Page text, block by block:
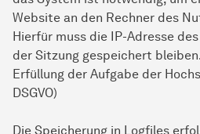
Website an den Rechner des
Hierfür muss die IP-Adresse
der Sitzung gespeichert
Erfüllung der Aufgabe der
DSGVO)
Die Speicherung in Logfiles